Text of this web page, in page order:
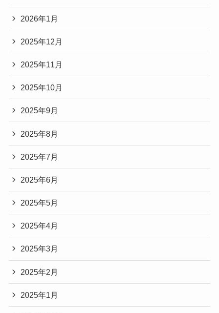
2026年1月
2025年12月
2025年11月
2025年10月
2025年9月
2025年8月
2025年7月
2025年6月
2025年5月
2025年4月
2025年3月
2025年2月
2025年1月